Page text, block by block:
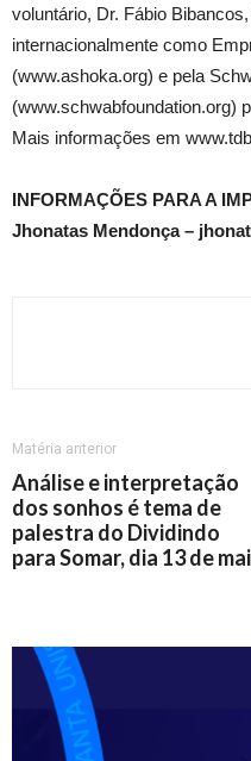
voluntário, Dr. Fábio
internacionalmente como
(www.ashoka.org) e pela
(www.schwabfoundation.org)
Mais informações em
INFORMAÇÕES PARA A
Jhonatas Mendonça –
Matéria anterior
Análise e interpretação
dos sonhos é tema de
palestra do Dividindo
para Somar, dia 13 de